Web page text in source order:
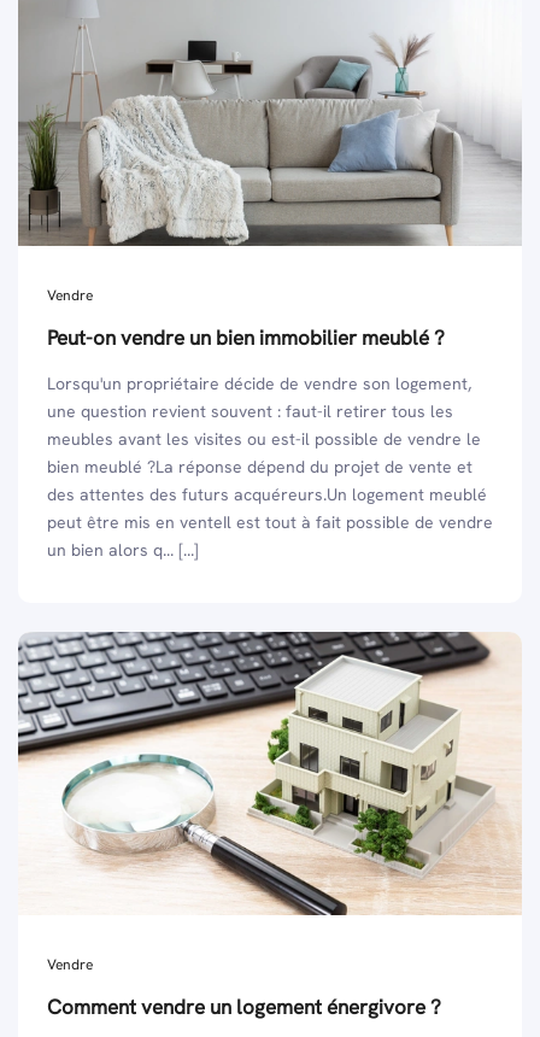
Vendre
Peut-on vendre un bien immobilier meublé ?
Lorsqu'un propriétaire décide de vendre son logement,
une question revient souvent : faut-il retirer tous les
meubles avant les visites ou est-il possible de vendre le
bien meublé ?La réponse dépend du projet de vente et
des attentes des futurs acquéreurs.Un logement meublé
peut être mis en venteIl est tout à fait possible de vendre
un bien alors q... [...]
Vendre
Comment vendre un logement énergivore ?